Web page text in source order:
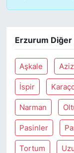
Erzurum
Aşkale
İspir
Narman
Pasinler
Tortum